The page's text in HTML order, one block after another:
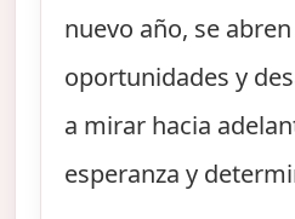
nuevo año, se
oportunidades y
a mirar hacia
esperanza y